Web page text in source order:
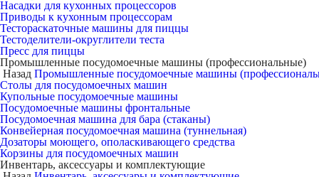
Насадки для кухонных процессоров
Приводы к кухонным процессорам
Тестораскаточные машины для пиццы
Тестоделители-округлители теста
Пресс для пиццы
Промышленные посудомоечные машины (профессиональные)
Назад Промышленные посудомоечные машины
Столы для посудомоечных машин
Купольные посудомоечные машины
Посудомоечные машины фронтальные
Посудомоечная машина для бара (стаканы)
Конвейерная посудомоечная машина (туннельная)
Дозаторы моющего, ополаскивающего средства
Корзины для посудомоечных машин
Инвентарь, аксессуары и комплектующие